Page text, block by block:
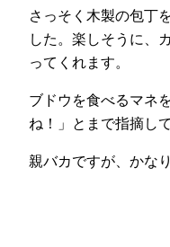
さっそく木製の包丁
した。楽しそうに、
ってくれます。
ブドウを食べるマネ
ね！」とまで指摘し
親バカですが、かな